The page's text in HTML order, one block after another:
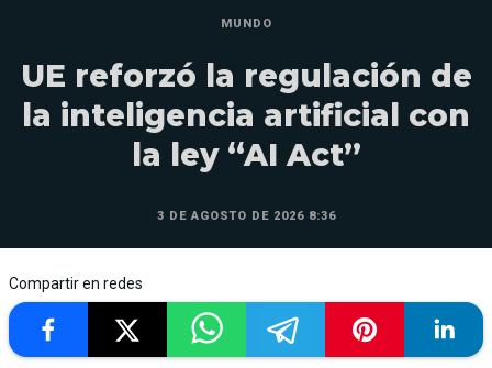
MUNDO
UE reforzó la regulación de
la inteligencia artificial con
la ley “AI Act”
3 DE AGOSTO DE 2026 8:36
Compartir en redes